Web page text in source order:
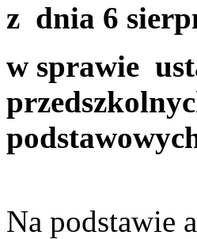
z dnia 6
w sprawie
Na podstawie